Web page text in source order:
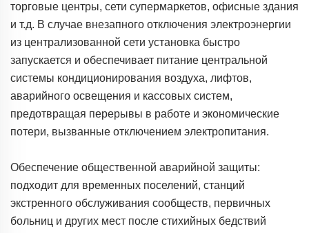
торговые центры, сети супермаркетов, офисные здания
и т.д. В случае внезапного отключения электроэнергии
из централизованной сети установка быстро
запускается и обеспечивает питание центральной
системы кондиционирования воздуха, лифтов,
аварийного освещения и кассовых систем,
предотвращая перерывы в работе и экономические
потери, вызванные отключением электропитания.
Обеспечение общественной аварийной защиты:
подходит для временных поселений, станций
экстренного обслуживания сообществ, первичных
больниц и других мест после стихийных бедствий